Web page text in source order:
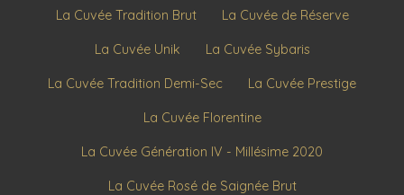
La Cuvée Tradition Brut La Cuvée de Réserve
La Cuvée Unik La Cuvée Sybaris
La Cuvée Tradition Demi-Sec La Cuvée Prestige
La Cuvée Florentine
La Cuvée Génération IV - Millésime 2020
La Cuvée Rosé de Saignée Brut